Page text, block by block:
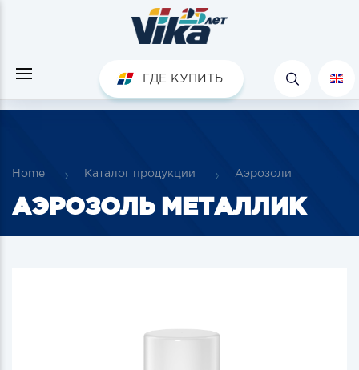
ГДЕ КУПИТЬ
Home Каталог продукции Аэрозоли
АЭРОЗОЛЬ МЕТАЛЛИК